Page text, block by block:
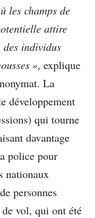
les champs de
attire
des individus
», explique
La
développement
qui tourne
davantage
police pour
nationaux
personnes
de vol, qui ont été